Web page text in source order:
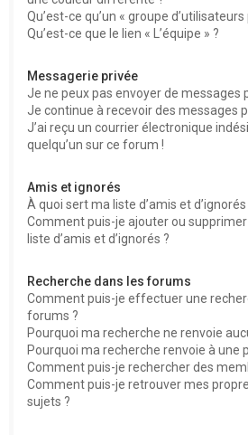
Qu’est-ce qu’un « groupe
Qu’est-ce que le lien « L’équipe » ?
Messagerie privée
Je ne peux pas envoyer de messages
Je continue à recevoir des messages
J’ai reçu un courrier électronique
quelqu’un sur ce forum !
Amis et ignorés
À quoi sert ma liste d’amis et d’ignorés
Comment puis-je ajouter ou
liste d’amis et d’ignorés ?
Recherche dans les forums
Comment puis-je effectuer une
forums ?
Pourquoi ma recherche ne renvoie
Pourquoi ma recherche renvoie à une
Comment puis-je rechercher des
Comment puis-je retrouver mes
sujets ?